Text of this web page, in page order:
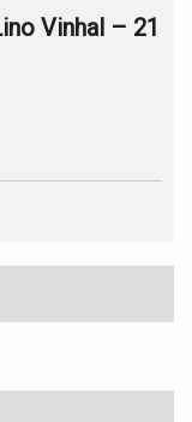
Vinhal – 21